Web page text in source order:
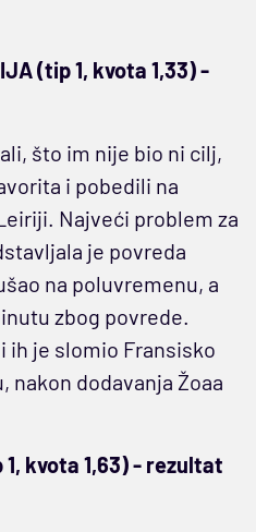
(tip 1, kvota 1,33) -
što im nije bio ni cilj,
i pobedili na
Najveći problem za
je povreda
na poluvremenu, a
zbog povrede.
ih je slomio Fransisko
nakon dodavanja Žoaa
1, kvota 1,63) - rezultat